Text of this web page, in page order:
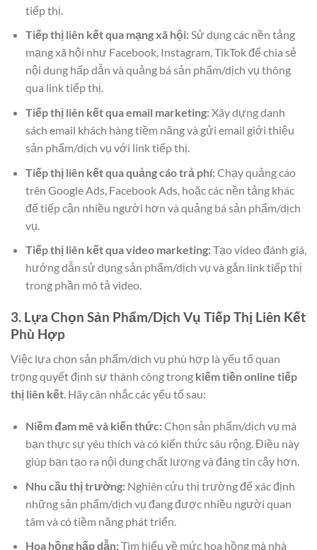
tiếp thị.
Tiếp thị liên kết qua mạng xã hội:Sử dụng các nền tảng
mạng xã hội như Facebook, Instagram, TikTok để chia sẻ
nội dung hấp dẫn và quảng bá sản phẩm/dịch vụ thông
qua link tiếp thị.
Tiếp thị liên kết qua email marketing:Xây dựng danh
sách email khách hàng tiềm năng và gửi email giới thiệu
sản phẩm/dịch vụ với link tiếp thị.
Tiếp thị liên kết qua quảng cáo trả phí:Chạy quảng cáo
trên Google Ads, Facebook Ads, hoặc các nền tảng khác
để tiếp cận nhiều người hơn và quảng bá sản phẩm/dịch
vụ.
Tiếp thị liên kết qua video marketing:Tạo video đánh giá,
hướng dẫn sử dụng sản phẩm/dịch vụ và gắn link tiếp thị
trong phần mô tả video.
3. Lựa Chọn Sản Phẩm/Dịch Vụ Tiếp Thị Liên Kết
Phù Hợp
Việc lựa chọn sản phẩm/dịch vụ phù hợp là yếu tố quan
trọng quyết định sự thành công trong kiếm tiền online tiếp
thị liên kết . Hãy cân nhắc các yếu tố sau:
Niềm đam mê và kiến thức:Chọn sản phẩm/dịch vụ mà
bạn thực sự yêu thích và có kiến thức sâu rộng. Điều này
giúp bạn tạo ra nội dung chất lượng và đáng tin cậy hơn.
Nhu cầu thị trường:Nghiên cứu thị trường để xác định
những sản phẩm/dịch vụ đang được nhiều người quan
tâm và có tiềm năng phát triển.
Hoa hồng hấp dẫn:Tìm hiểu về mức hoa hồng mà nhà